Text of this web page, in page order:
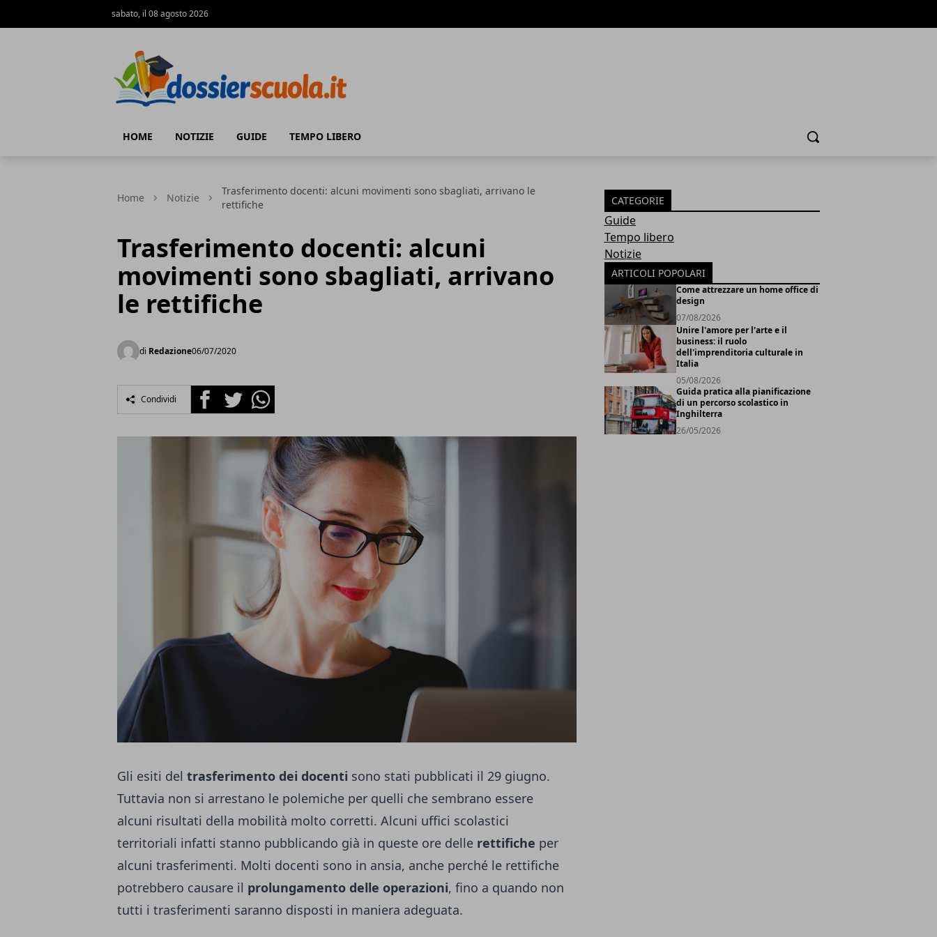
sabato, il 08 agosto 2026
HOME NOTIZIE GUIDE TEMPO LIBERO Cerca
Home Notizie
Trasferimento docenti: alcuni movimenti sono sbagliati, arrivano le
rettifiche
Trasferimento docenti: alcuni
movimenti sono sbagliati, arrivano
le rettifiche
di Redazione06/07/2020
Condividi FacebookTwitterWhatsapp
Gli esiti del trasferimento dei docenti sono stati pubblicati il 29 giugno.
Tuttavia non si arrestano le polemiche per quelli che sembrano essere
alcuni risultati della mobilità molto corretti. Alcuni uffici scolastici
territoriali infatti stanno pubblicando già in queste ore delle rettifiche per
alcuni trasferimenti. Molti docenti sono in ansia, anche perché le rettifiche
potrebbero causare il prolungamento delle operazioni, fino a quando non
tutti i trasferimenti saranno disposti in maniera adeguata.
CATEGORIE
Guide
Tempo libero
Notizie
ARTICOLI POPOLARI
Come attrezzare un home office di
design
07/08/2026
Unire l'amore per l'arte e il
business: il ruolo
dell'imprenditoria culturale in
Italia
05/08/2026
Guida pratica alla pianificazione
di un percorso scolastico in
Inghilterra
26/05/2026